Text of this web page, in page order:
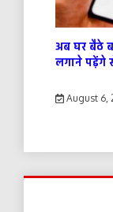
अब घर बैठे
लगाने पड़ेंगे
August 6,